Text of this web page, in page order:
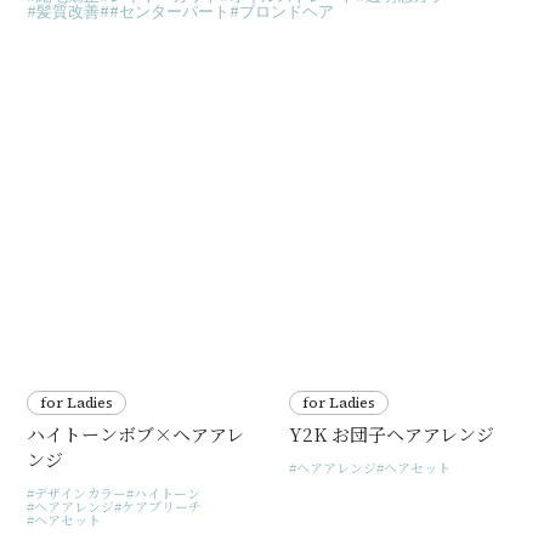
髪質改善 #センターパート ブロンドヘア
for Ladies
ハイトーンボブ×ヘアアレ
ンジ
デザインカラー ハイトーン
ヘアアレンジ ケアブリーチ
ヘアセット
for Ladies
Y2K お団子ヘアアレンジ
ヘアアレンジ ヘアセット